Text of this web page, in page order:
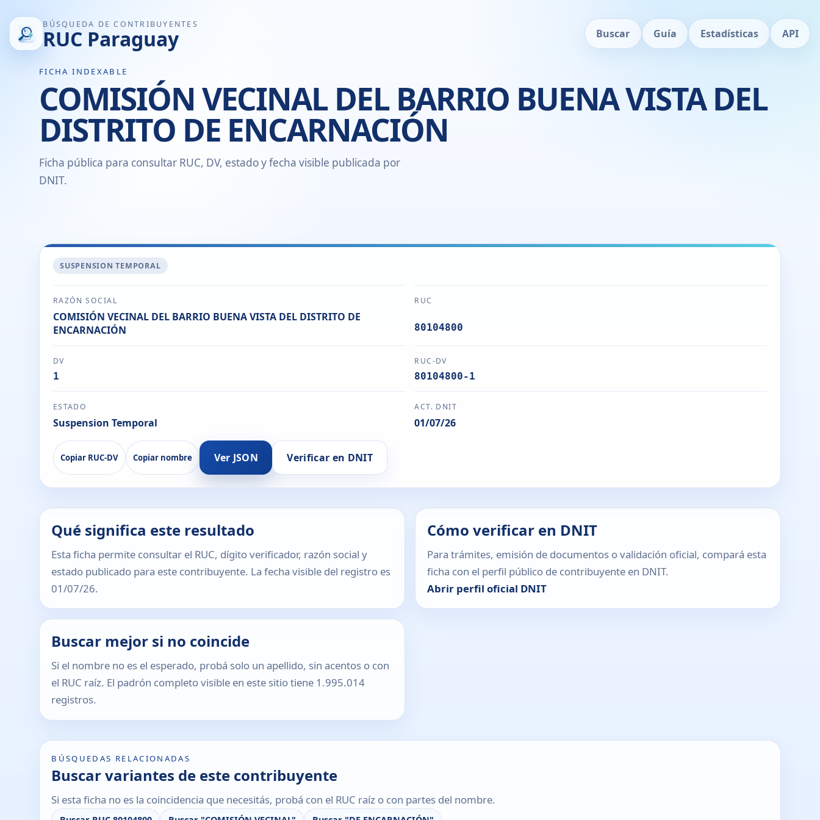
BÚSQUEDA DE CONTRIBUYENTES
RUC Paraguay Buscar Guía Estadísticas API
FICHA INDEXABLE
COMISIÓN VECINAL DEL BARRIO BUENA VISTA DEL
DISTRITO DE ENCARNACIÓN
Ficha pública para consultar RUC, DV, estado y fecha visible publicada por
DNIT.
SUSPENSION TEMPORAL
RAZÓN SOCIAL
COMISIÓN VECINAL DEL BARRIO BUENA VISTA DEL DISTRITO DE
ENCARNACIÓN
RUC
80104800
DV
1
RUC-DV
80104800-1
ESTADO
Suspension Temporal
ACT. DNIT
01/07/26
Copiar RUC-DV Copiar nombre Ver JSON Verificar en DNIT
Qué significa este resultado
Esta ficha permite consultar el RUC, dígito verificador, razón social y
estado publicado para este contribuyente. La fecha visible del registro es
01/07/26.
Cómo verificar en DNIT
Para trámites, emisión de documentos o validación oficial, compará esta
ficha con el perfil público de contribuyente en DNIT.
Abrir perfil oficial DNIT
Buscar mejor si no coincide
Si el nombre no es el esperado, probá solo un apellido, sin acentos o con
el RUC raíz. El padrón completo visible en este sitio tiene 1.995.014
registros.
BÚSQUEDAS RELACIONADAS
Buscar variantes de este contribuyente
Si esta ficha no es la coincidencia que necesitás, probá con el RUC raíz o con partes del nombre.